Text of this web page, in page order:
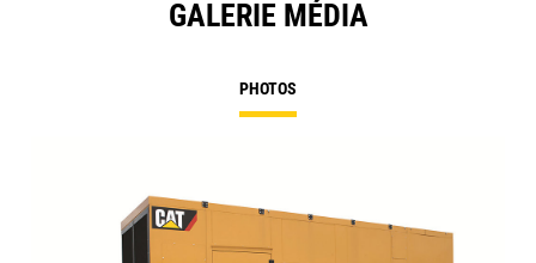
GALERIE MÉDIA
PHOTOS